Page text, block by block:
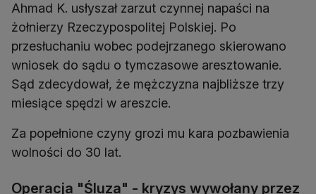
Ahmad K. usłyszał zarzut czynnej napaści na
żołnierzy Rzeczypospolitej Polskiej. Po
przesłuchaniu wobec podejrzanego skierowano
wniosek do sądu o tymczasowe aresztowanie.
Sąd zdecydował, że mężczyzna najbliższe trzy
miesiące spędzi w areszcie.
Za popełnione czyny grozi mu kara pozbawienia
wolności do 30 lat.
Operacja "Śluza" - kryzys wywołany przez